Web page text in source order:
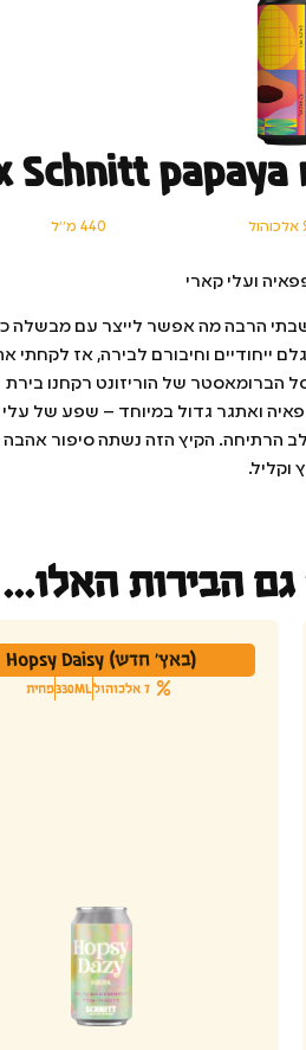
Schnitt papaya
440 מ׳׳ל
ועלי קארי
הרבה מה אפשר לייצר עם מבשלה
ייחודיים וחיבורם לבירה, אז לקחתי
הברומאסטר של הוריזונט רקחנו בירת
ואתגר גדול במיוחד – שפע של עלי
הרתיחה. הקיץ הזה נשתה סיפור אהבה
וקליל.
גם הבירות האלו...
(באץ' חדש) Hopsy Daisy
7 אלכוהול 330MLפחית